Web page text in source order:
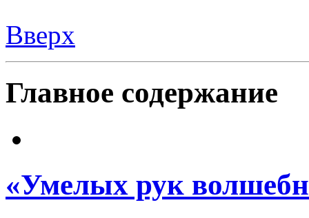
Вверх
Главное содержание
«Умелых рук